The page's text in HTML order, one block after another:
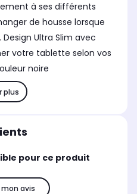
à ses différents
de housse lorsque
Ultra Slim avec
votre tablette selon vos
noire
plus
pour ce produit
avis